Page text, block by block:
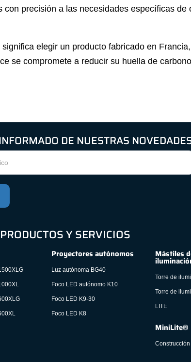
con precisión a las necesidades específicas
elegir un producto fabricado en
se compromete a reducir su huella de
DE NUESTRAS
Y SERVICIOS
Proyectores autónomos
Luz autónoma BG40
Foco LED autónomo K10
Foco LED K9-30
Foco LED K8
Mástiles
Torre de
Torre de
LITE
MiniLite®